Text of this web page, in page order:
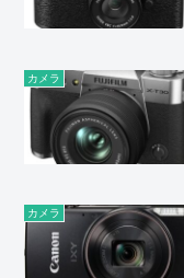
カメラ
カメラ